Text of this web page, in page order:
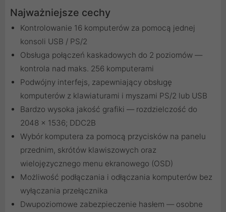
Najważniejsze cechy
Kontrolowanie 16 komputerów za pomocą jednej
konsoli USB / PS/2
Obsługa połączeń kaskadowych do 2 poziomów —
kontrola nad maks. 256 komputerami
Podwójny interfejs, zapewniający obsługę
komputerów z klawiaturami i myszami PS/2 lub USB
Bardzo wysoka jakość grafiki — rozdzielczość do
2048 x 1536; DDC2B
Wybór komputera za pomocą przycisków na panelu
przednim, skrótów klawiszowych oraz
wielojęzycznego menu ekranowego (OSD)
Możliwość podłączania i odłączania komputerów bez
wyłączania przełącznika
Dwupoziomowe zabezpieczenie hasłem — osobne